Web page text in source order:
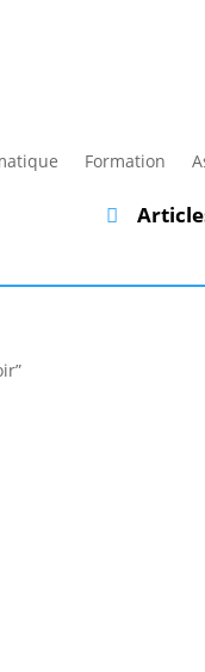
Formation